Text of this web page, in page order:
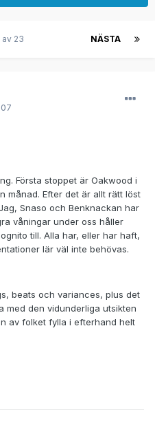
NÄSTA
av 23
Första stoppet är Oakwood i
månad. Efter det är allt rätt löst
Snaso och Benknackan har
våningar under oss håller
till. Alla har, eller har haft,
lär väl inte behövas.
beats och variances, plus det
med den vidunderliga utsikten
av folket fylla i efterhand helt